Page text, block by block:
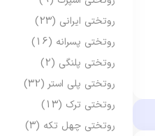
روتختی ایرانی (23)
روتختی پسرانه (16)
روتختی پلنگی (2)
روتختی پلی استر (32)
روتختی ترک (13)
روتختی چهل تکه (3)